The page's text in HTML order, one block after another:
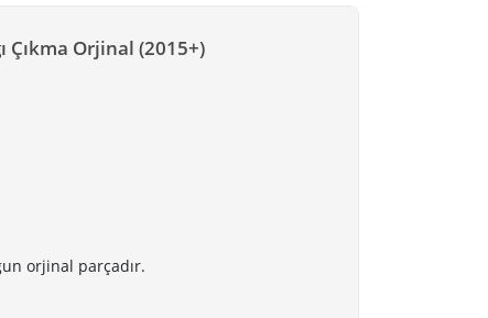
Çıkma Orjinal (2015+)
orjinal parçadır.